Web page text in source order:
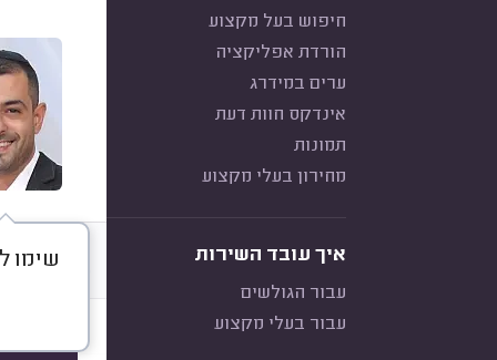
חיפוש בעל מקצוע
הורדת אפליקציה
ערים במידרג
אינדקס חוות דעת
תמונות
מחירון בעלי מקצוע
איך עובד השירות
עבור הגולשים
עבור בעלי מקצוע
שימו
דברו